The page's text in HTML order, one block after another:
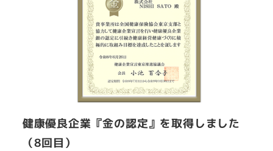
健康優良企業『金の認定』を取得しました
（8回目）